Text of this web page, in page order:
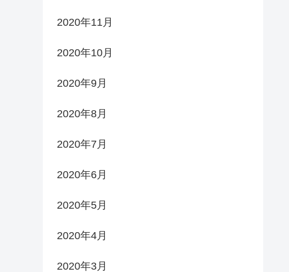
2020年11月
2020年10月
2020年9月
2020年8月
2020年7月
2020年6月
2020年5月
2020年4月
2020年3月